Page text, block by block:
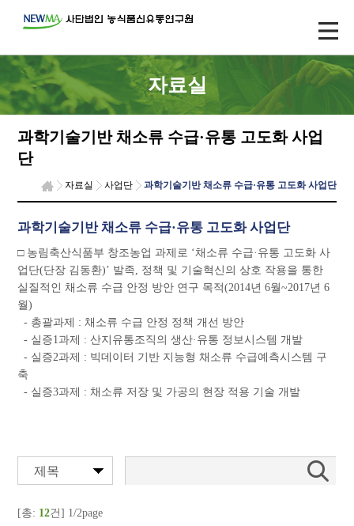
자료실
과학기술기반 채소류 수급·유통 고도화 사업
단
자료실 사업단 과학기술기반 채소류 수급·유통 고도화 사업단
과학기술기반 채소류 수급·유통 고도화 사업단
□ 농림축산식품부 창조농업 과제로 ‘채소류 수급·유통 고도화 사
업단(단장 김동환)’ 발족, 정책 및 기술혁신의 상호 작용을 통한
실질적인 채소류 수급 안정 방안 연구 목적(2014년 6월~2017년 6
월)
- 총괄과제 : 채소류 수급 안정 정책 개선 방안
- 실증1과제 : 산지유통조직의 생산·유통 정보시스템 개발
- 실증2과제 : 빅데이터 기반 지능형 채소류 수급예측시스템 구
축
- 실증3과제 : 채소류 저장 및 가공의 현장 적용 기술 개발
제목
[총: 12건] 1/2page